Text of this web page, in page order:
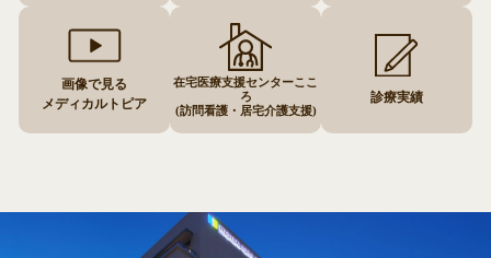
画像で見る
メディカルトピア
在宅医療支援センターここ
ろ
(訪問看護・居宅介護支援)
診療実績